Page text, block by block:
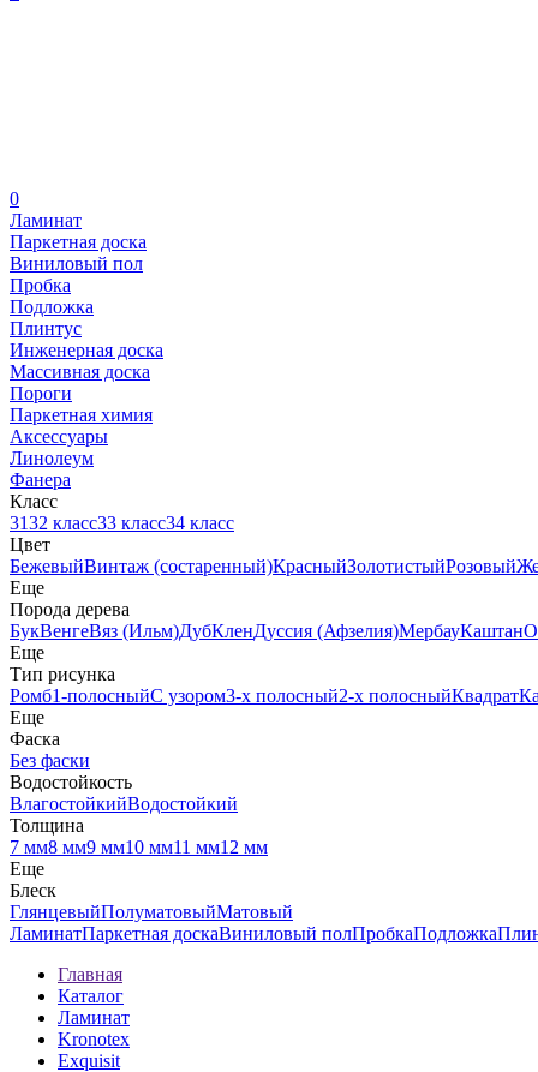
0
Ламинат
Паркетная доска
Виниловый пол
Пробка
Подложка
Плинтус
Инженерная доска
Массивная доска
Пороги
Паркетная химия
Аксессуары
Линолеум
Фанера
Класс
3132 класс33 класс34 класс
Цвет
БежевыйВинтаж (состаренный)КрасныйЗолотистыйРозовый
Еще
Порода дерева
БукВенгеВяз (Ильм)ДубКленДуссия (Афзелия)МербауКаштан
Еще
Тип рисунка
Ромб1-полосныйС узором3-х полосный2-х полосныйКвадрат
Еще
Фаска
Без фаски
Водостойкость
ВлагостойкийВодостойкий
Толщина
7 мм8 мм9 мм10 мм11 мм12 мм
Еще
Блеск
ГлянцевыйПолуматовыйМатовый
ЛаминатПаркетная доскаВиниловый полПробкаПодложка
Главная
Каталог
Ламинат
Kronotex
Exquisit